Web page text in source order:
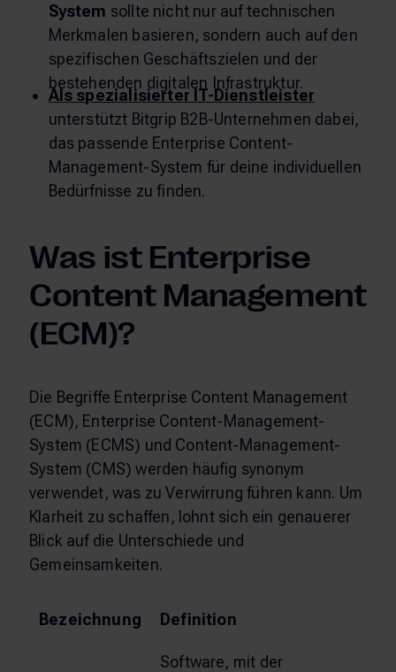
System sollte nicht nur auf technischen
Merkmalen basieren, sondern auch auf den
spezifischen Geschäftszielen und der
bestehenden digitalen Infrastruktur.
Als spezialisierter IT-Dienstleister
unterstützt Bitgrip B2B-Unternehmen dabei,
das passende Enterprise Content-
Management-System für deine individuellen
Bedürfnisse zu finden.
Was ist Enterprise
Content Management
(ECM)?
Die Begriffe Enterprise Content Management
(ECM), Enterprise Content-Management-
System (ECMS) und Content-Management-
System (CMS) werden häufig synonym
verwendet, was zu Verwirrung führen kann. Um
Klarheit zu schaffen, lohnt sich ein genauerer
Blick auf die Unterschiede und
Gemeinsamkeiten.
Bezeichnung Definition
Software, mit der